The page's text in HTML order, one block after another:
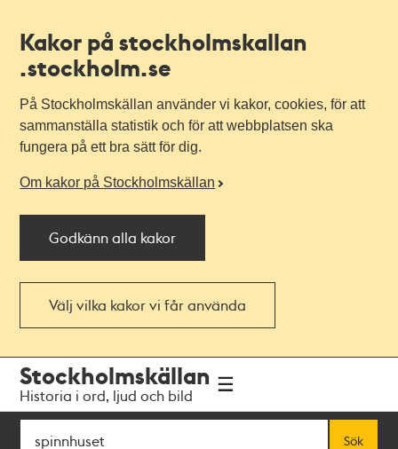
Kakor på stockholmskallan
.stockholm.se
På Stockholmskällan använder vi kakor, cookies, för att
sammanställa statistik och för att webbplatsen ska
fungera på ett bra sätt för dig.
Om kakor på Stockholmskällan
Godkänn alla kakor
Välj vilka kakor vi får använda
navigationen
huvudinnehållet
Stockholmskällan
Historia i ord, ljud och bild
Sök
Sök